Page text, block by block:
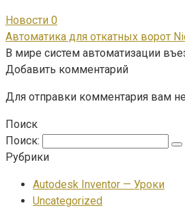
Новости 0
Автоматика для откатных ворот
В мире систем автоматизации
Добавить комментарий
Для отправки комментария вам
Поиск
Поиск:
Рубрики
Autodesk Inventor — Уроки
Uncategorized